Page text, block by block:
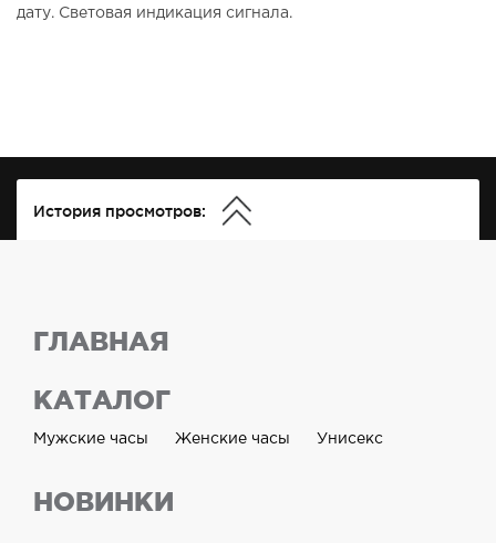
дату. Световая индикация сигнала.
История просмотров:
ГЛАВНАЯ
КАТАЛОГ
Мужские часы Женские часы Унисекс
НОВИНКИ